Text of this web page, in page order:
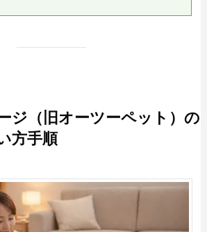
ジ（旧オーツーペット）の
方手順